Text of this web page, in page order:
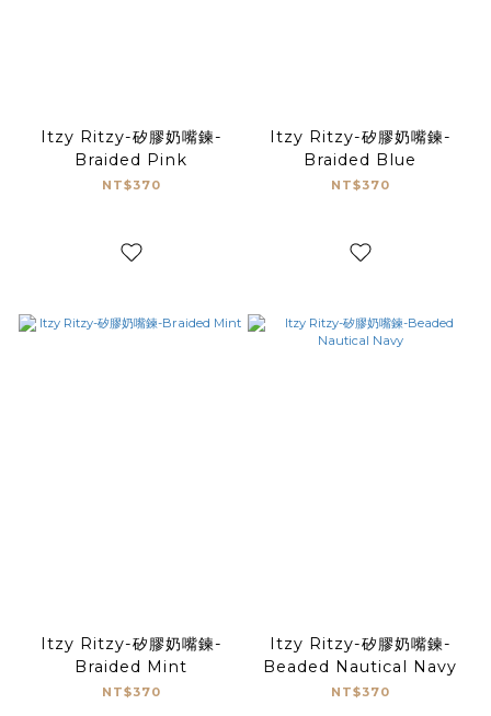
Itzy Ritzy-矽膠奶嘴鍊-
Braided Pink
NT$370
Itzy Ritzy-矽膠奶嘴鍊-
Braided Blue
NT$370
Itzy Ritzy-矽膠奶嘴鍊-
Braided Mint
NT$370
Itzy Ritzy-矽膠奶嘴鍊-
Beaded Nautical Navy
NT$370